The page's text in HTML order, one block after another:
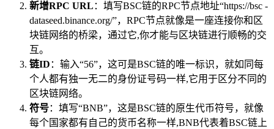
新增RPC URL ：填写BSC链的RPC节点地址“https://bsc -
dataseed.binance.org/”，RPC节点就像是一座连接你和区
块链网络的桥梁，通过它,你才能与区块链进行顺畅的交
互。
链ID ：输入“56”，这可是BSC链的唯一标识，就如同每
个人都有独一无二的身份证号码一样,它用于区分不同的
区块链网络。
符号：填写“BNB”，这是BSC链的原生代币符号，就像
每个国家都有自己的货币名称一样,BNB代表着BSC链上